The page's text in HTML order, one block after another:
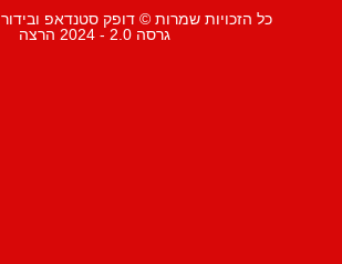
כל הזכויות שמרות © דופק סטנדאפ ובידור 2014-2024.
גרסה 2.0 - 2024 הרצה